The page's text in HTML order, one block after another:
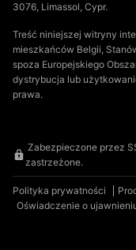
3076, Limassol, Cypr.
Treść niniejszej witryny
mieszkańców Belgii,
spoza Europejskiego
dystrybucja lub
prawa.
Zabezpieczone przez
zastrzeżone.
Polityka prywatności
Oświadczenie o